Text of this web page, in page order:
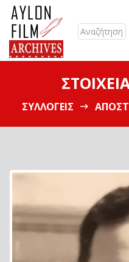
ΣΥΛΛΟΓΕΊΣ